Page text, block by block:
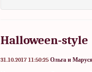
Halloween-style
31.10.2017 11:50:25 Ольга и